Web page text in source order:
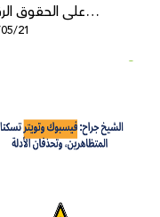
على الحقوق
21